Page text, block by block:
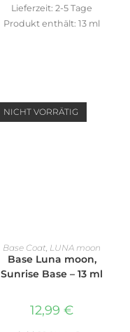
Lieferzeit: 2-5 Tage
Produkt enthält: 13 ml
NICHT VORRÄTIG
WEITERLESEN
Base Coat LUNA moon
Base Luna moon,
Sunrise Base – 13 ml
12,99 €